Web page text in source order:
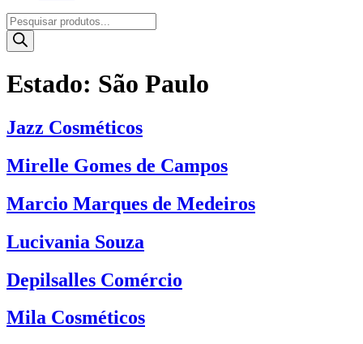
Pesquisar
produtos
Estado: São Paulo
Jazz Cosméticos
Mirelle Gomes de Campos
Marcio Marques de Medeiros
Lucivania Souza
Depilsalles Comércio
Mila Cosméticos